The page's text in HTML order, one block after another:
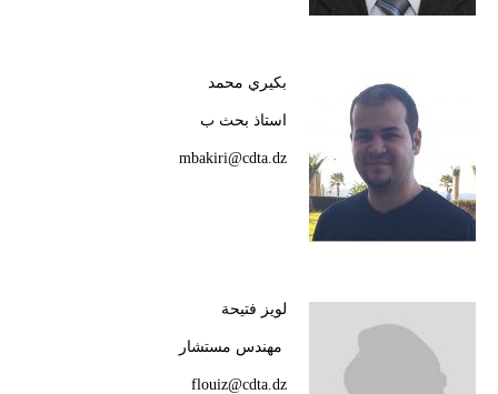
بكيري محمد
استاذ بحث ب
mbakiri@cdta.dz
لويز فتيحة
مهندس مستشار
flouiz@cdta.dz